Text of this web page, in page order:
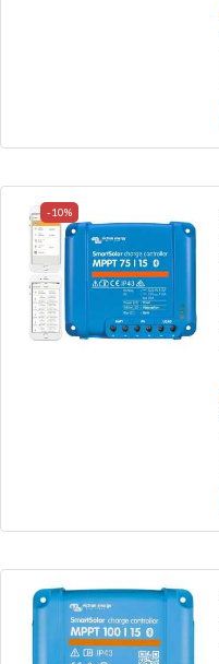
-10%